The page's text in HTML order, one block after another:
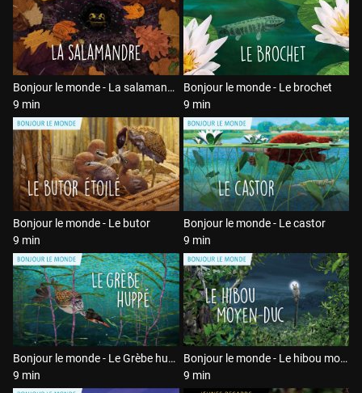
Bonjour le monde - La salamandre
9 min
Bonjour le monde - Le brochet
9 min
Bonjour le monde - Le butor
9 min
Bonjour le monde - Le castor
9 min
Bonjour le monde - Le Grèbe huppé
9 min
Bonjour le monde - Le hibou moyen-duc
9 min